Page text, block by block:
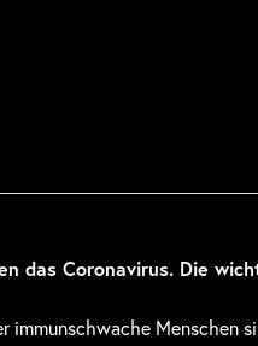
das Coronavirus. Die
immunschwache Menschen